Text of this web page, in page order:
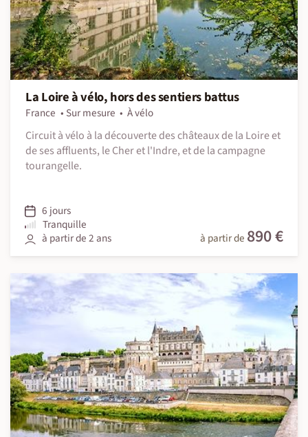
La Loire à vélo, hors des sentiers battus
France Sur mesure
À vélo
Circuit à vélo à la découverte des châteaux de la Loire et
de ses affluents, le Cher et l'Indre, et de la campagne
tourangelle.
6 jours
Tranquille
à partir de 2 ans
à partir de 890 €